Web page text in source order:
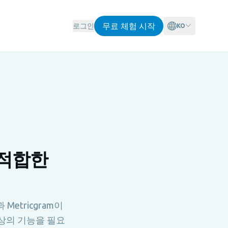
로그인 무료 체험 시작 KO
합한
Metricgram이
의 기능을 필요